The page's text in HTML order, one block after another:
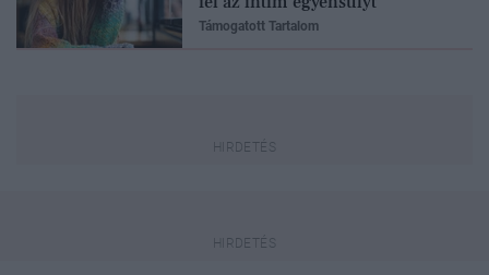
Támogatott Tartalom